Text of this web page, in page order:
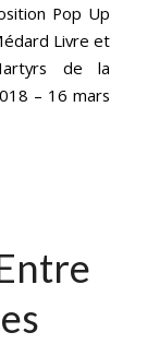
Pop Up
Livre et
de la
– 16 mars